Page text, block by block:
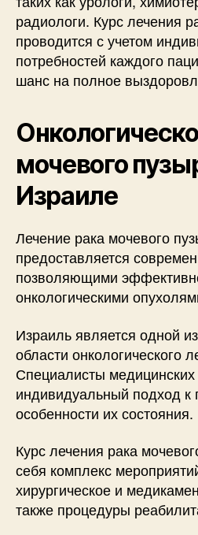
радиологи. Курс лечения
проводится с учетом
потребностей каждого
шанс на полное
мочевого
Израиле
Лечение рака мочевого
предоставляется
позволяющими
онкологическими
Израиль является одной
области онкологического
Специалисты
индивидуальный подход к
особенности их состояния.
Курс лечения рака
себя комплекс
хирургическое и
также процедуры